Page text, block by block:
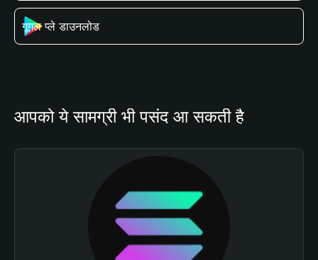
गूगल प्ले डाउनलोड
आपको ये सामग्री भी पसंद आ सकती है